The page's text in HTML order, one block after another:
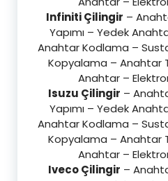
Infiniti Çilingir –
Yapımı – Yedek
Anahtar Kodlama –
Kopyalama – Anahtar
Anahtar –
Isuzu Çilingir –
Yapımı – Yedek
Anahtar Kodlama –
Kopyalama – Anahtar
Anahtar –
Iveco Çilingir –